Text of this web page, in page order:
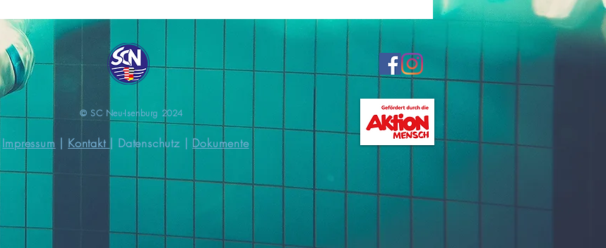
​© SC Neu-Isenburg 2024
Impressum | Kontakt | Datenschutz| Dokumente